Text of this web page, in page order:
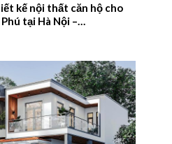
kế nội thất căn hộ cho
tại Hà Nội –